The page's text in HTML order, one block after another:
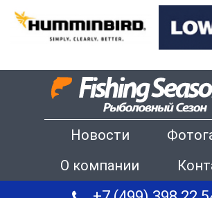
Новости
О компании